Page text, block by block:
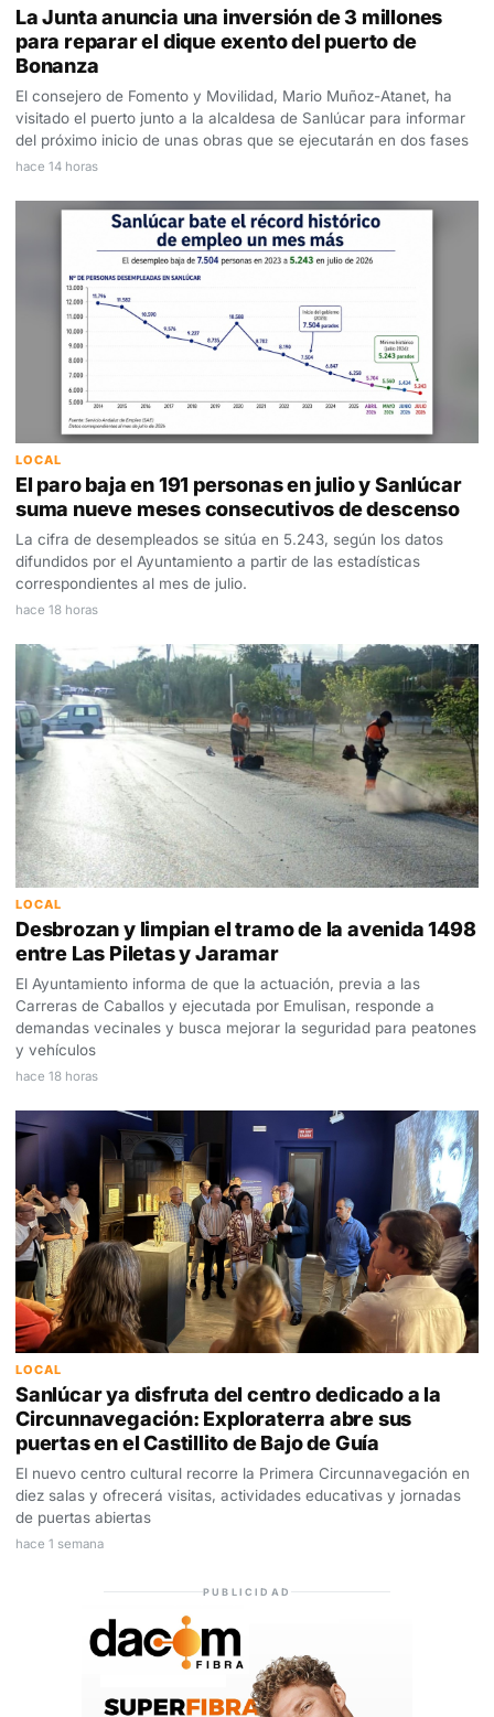
La Junta anuncia una inversión de 3 millones
para reparar el dique exento del puerto de
Bonanza
El consejero de Fomento y Movilidad, Mario Muñoz-Atanet, ha
visitado el puerto junto a la alcaldesa de Sanlúcar para informar
del próximo inicio de unas obras que se ejecutarán en dos fases
hace 14 horas
LOCAL
El paro baja en 191 personas en julio y Sanlúcar
suma nueve meses consecutivos de descenso
La cifra de desempleados se sitúa en 5.243, según los datos
difundidos por el Ayuntamiento a partir de las estadísticas
correspondientes al mes de julio.
hace 18 horas
LOCAL
Desbrozan y limpian el tramo de la avenida 1498
entre Las Piletas y Jaramar
El Ayuntamiento informa de que la actuación, previa a las
Carreras de Caballos y ejecutada por Emulisan, responde a
demandas vecinales y busca mejorar la seguridad para peatones
y vehículos
hace 18 horas
LOCAL
Sanlúcar ya disfruta del centro dedicado a la
Circunnavegación: Exploraterra abre sus
puertas en el Castillito de Bajo de Guía
El nuevo centro cultural recorre la Primera Circunnavegación en
diez salas y ofrecerá visitas, actividades educativas y jornadas
de puertas abiertas
hace 1 semana
PUBLICIDAD